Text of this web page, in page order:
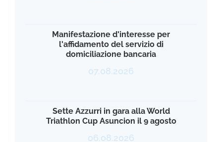
Manifestazione d'interesse per
l'affidamento del servizio di
domiciliazione bancaria
07.08.2026
Sette Azzurri in gara alla World
Triathlon Cup Asuncion il 9 agosto
06.08.2026